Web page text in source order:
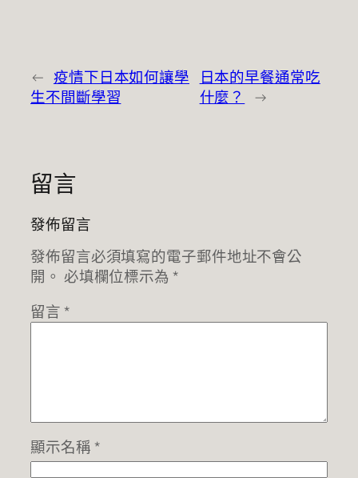
← 疫情下日本如何讓學
生不間斷學習
日本的早餐通常吃
什麼？
→
留言
發佈留言
發佈留言必須填寫的電子郵件地址不會公
開。 必填欄位標示為 *
留言 *
顯示名稱 *